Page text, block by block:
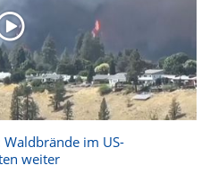
im US-
weiter